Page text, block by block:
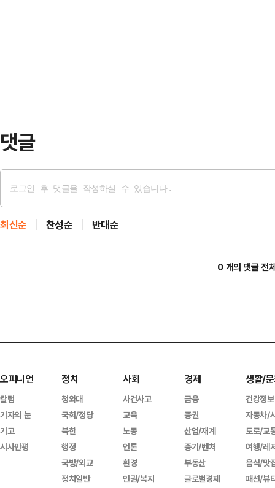
댓글
최신순 찬성순 반대순
0 개의 댓글 전
오피니언
칼럼
기자의 눈
기고
시사만평
정치
청와대
국회/정당
북한
행정
국방/외교
정치일반
사회
사건사고
교육
노동
언론
환경
인권/복지
경제
금융
증권
산업/재계
중기/벤처
부동산
글로벌경제
생활/
건강정보
자동차/
도로/교
여행/레
음식/맛
패션/뷰